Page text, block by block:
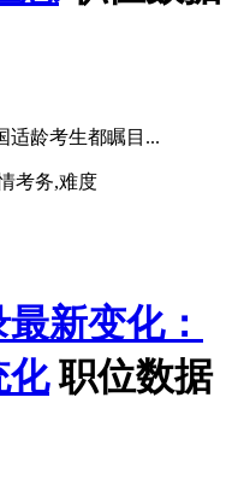
适龄考生都瞩目...
考务,难度
新变化：
化 职位数据